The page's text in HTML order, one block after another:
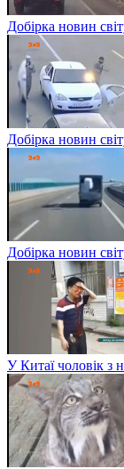
Добірка новин
Добірка новин
Добірка новин
У Китаї чоловік з